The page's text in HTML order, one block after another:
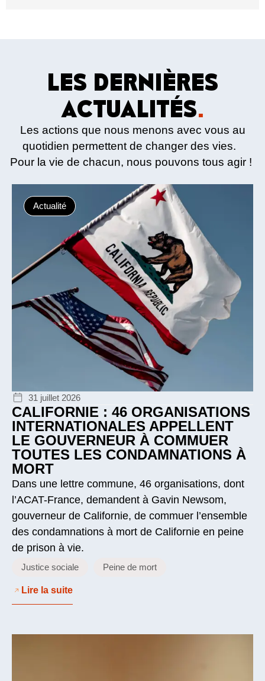
LES DERNIÈRES
ACTUALITÉS.
Les actions que nous menons avec vous au
quotidien permettent de changer des vies.
Pour la vie de chacun, nous pouvons tous agir !
Actualité
31 juillet 2026
CALIFORNIE : 46 ORGANISATIONS
INTERNATIONALES APPELLENT
LE GOUVERNEUR À COMMUER
TOUTES LES CONDAMNATIONS À
MORT
Dans une lettre commune, 46 organisations, dont
l’ACAT-France, demandent à Gavin Newsom,
gouverneur de Californie, de commuer l’ensemble
des condamnations à mort de Californie en peine
de prison à vie.
Justice sociale Peine de mort
Lire la suite